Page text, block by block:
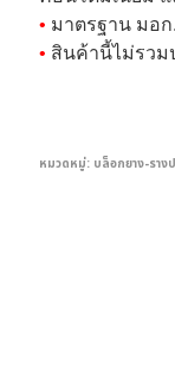
• มาตรฐาน มอก
• สินค้านี้ไม่รวม
หมวดหมู่: บล็อกยาง-ราง